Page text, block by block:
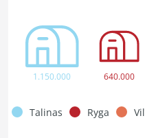
1.150.000 640.000
Talinas Ryga